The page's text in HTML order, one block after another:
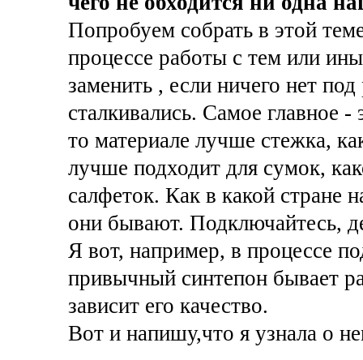
Попробуем собрать в этой
процессе работы с тем или
заменить , если ничего нет
сталкивались. Самое главное
то материале лучше стежка,
лучше подходит для сумок,
салфеток. Как в какой стране
они бывают. Подключайтесь,
Я вот, например, в процессе
привычный синтепон бывает
зависит его качество.
Вот и напишу,что я узнала о